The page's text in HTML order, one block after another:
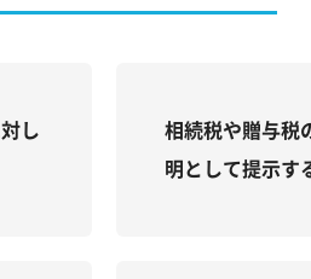
し
相続税や贈与税
明として提示す